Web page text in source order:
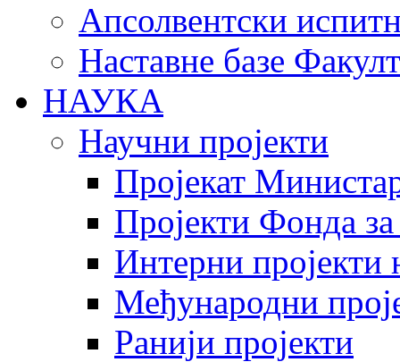
Апсолвентски
Наставне базе
НАУКА
Научни пројекти
Пројекат
Пројекти Фонда
Интерни пројекти
Међународни
Ранији пројекти